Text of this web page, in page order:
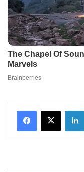
Facebook
X